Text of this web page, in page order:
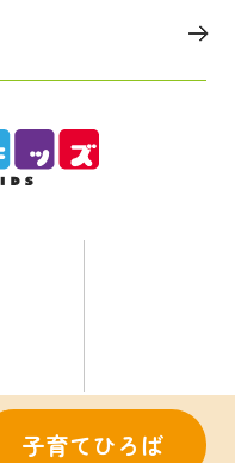
子育てひろば